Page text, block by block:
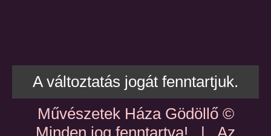
A változtatás jogát fenntartjuk.
Művészetek Háza Gödöllő ©
Minden jog fenntartva! | Az